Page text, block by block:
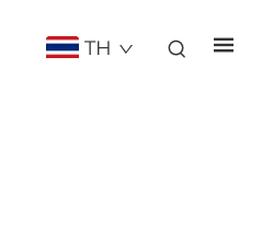
TH